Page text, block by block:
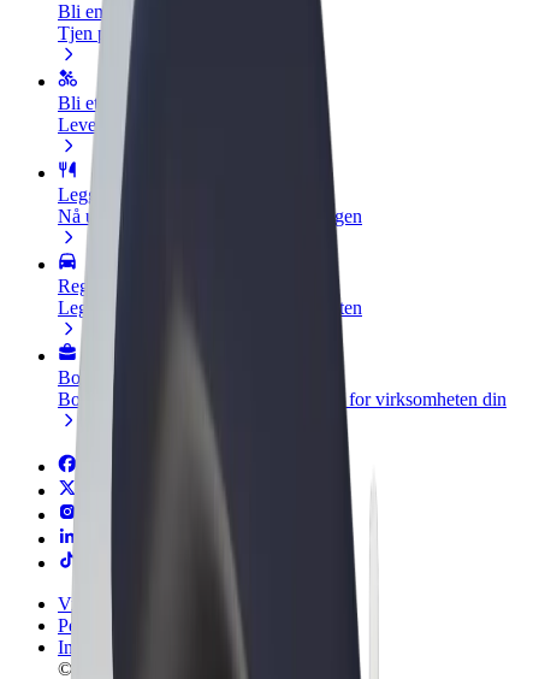
Bli en sjåfør
Tjen penger på egne vilkår
Bli et leveringsbud
Lever mat og få betalt ukentlig
Legg til en restaurant eller butikk
Nå ut til flere kunder og øk inntjeningen
Registrer deg som flåteeier
Legg til flåten din i Bolt og øk inntekten
Bolt for Business
Bolt-produkter og tjenester oppskalert for virksomheten din
Vilkår og betingelser
Personvern
Informasjonskapsler
© 2026 Bolt Technology OÜ